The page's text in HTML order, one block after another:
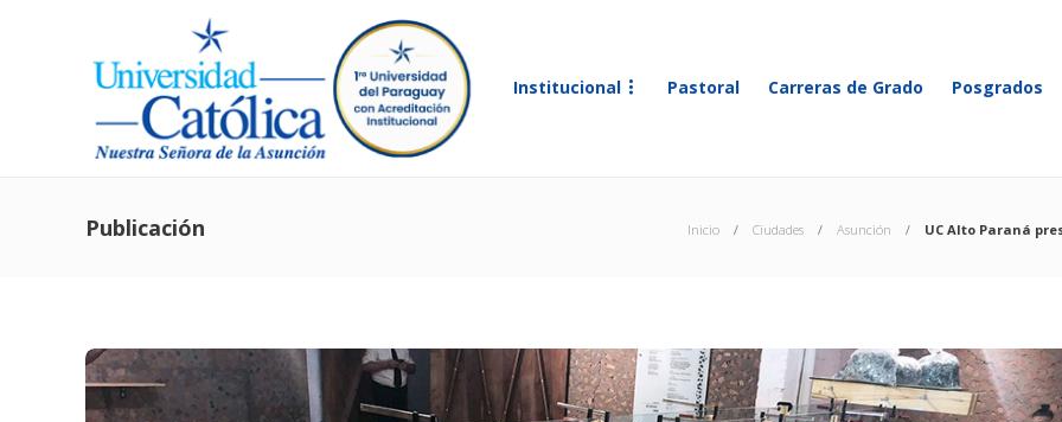
Institucional Pastoral Carreras de Grado Posgrados
Publicación Inicio Ciudades Asunción UC Alto Paraná